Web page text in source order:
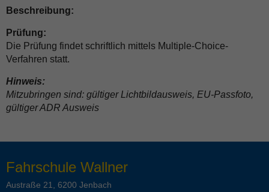
Beschreibung:
Prüfung:
Die Prüfung findet schriftlich mittels Multiple-Choice-
Verfahren statt.
Hinweis:
Mitzubringen sind: gültiger Lichtbildausweis, EU-Passfoto,
gültiger ADR Ausweis
Fahrschule Wallner
Austraße 21, 6200 Jenbach